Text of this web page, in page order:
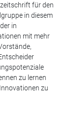
für den
in diesem
in
mit mehr
zu lernen
zu